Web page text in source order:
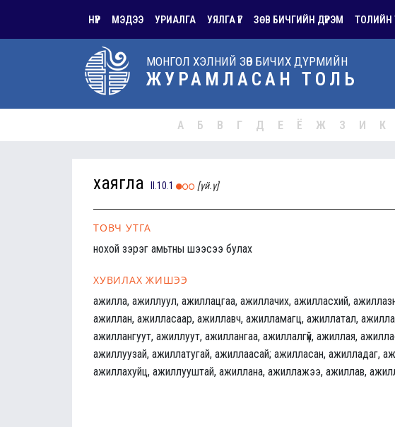
НҮҮР МЭДЭЭ УРИАЛГА УЯЛГА ҮГ ЗӨВ БИЧГИЙН ДҮРЭМ ТОЛИЙН
МОНГОЛ ХЭЛНИЙ ЗӨВ БИЧИХ ДҮРМИЙН
ЖУРАМЛАСАН ТОЛЬ
А Б В Г Д Е Ё Ж З И К
хаягла II.10.1 [үй.ү]
ТОВЧ УТГА
нохой зэрэг амьтны шээсээ булах
ХУВИЛАХ ЖИШЭЭ
ажилла, ажиллуул, ажиллацгаа, ажиллачих, ажилласхий,
ажиллан, ажилласаар, ажиллавч, ажилламагц, ажиллатал,
ажиллангуут, ажиллуут, ажиллангаа, ажиллалгүй, ажиллая,
ажиллуузай, ажиллатугай, ажиллаасай; ажилласан, ажилладаг,
ажиллахуйц, ажиллууштай, ажиллана, ажиллажээ, ажиллав,